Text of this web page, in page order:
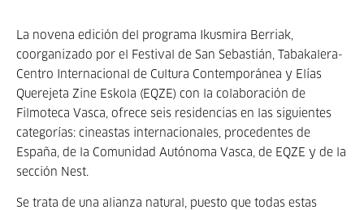
La novena edición del programa Ikusmira Berriak,
coorganizado por el Festival de San Sebastián, Tabakalera-
Centro Internacional de Cultura Contemporánea y Elías
Querejeta Zine Eskola (EQZE) con la colaboración de
Filmoteca Vasca, ofrece seis residencias en las siguientes
categorías: cineastas internacionales, procedentes de
España, de la Comunidad Autónoma Vasca, de EQZE y de la
sección Nest.
Se trata de una alianza natural, puesto que todas estas